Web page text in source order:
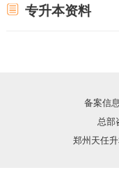
专升本资料
备案信
总部
郑州天任